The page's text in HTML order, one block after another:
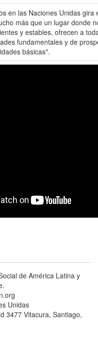
en las Naciones Unidas
más que un lugar donde
y estables, ofrecen a
fundamentales y de
básicas".
de América Latina y
Unidas
3477 Vitacura, Santiago,